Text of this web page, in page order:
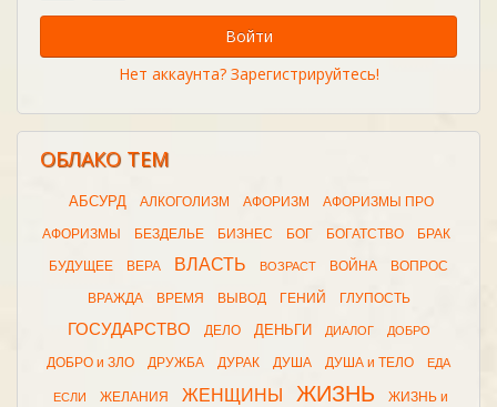
Войти
Нет аккаунта? Зарегистрируйтесь!
ОБЛАКО ТЕМ
АБСУРД АЛКОГОЛИЗМ АФОРИЗМ АФОРИЗМЫ ПРО
АФОРИЗМЫ БЕЗДЕЛЬЕ БИЗНЕС БОГ БОГАТСТВО БРАК
БУДУЩЕЕ ВЕРА ВЛАСТЬ ВОЗРАСТ ВОЙНА ВОПРОС
ВРАЖДА ВРЕМЯ ВЫВОД ГЕНИЙ ГЛУПОСТЬ
ГОСУДАРСТВО ДЕЛО ДЕНЬГИ ДИАЛОГ ДОБРО
ДОБРО и ЗЛО ДРУЖБА ДУРАК ДУША ДУША и ТЕЛО ЕДА
ЕСЛИ ЖЕЛАНИЯ ЖЕНЩИНЫ ЖИЗНЬ ЖИЗНЬ и